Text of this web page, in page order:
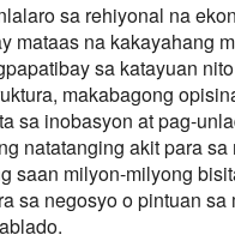
sa rehiyonal na
mataas na kakayahang
sa katayuan
makabagong
sa inobasyon at pag-
natatanging akit para
saan milyon-milyong
sa negosyo o pintuan